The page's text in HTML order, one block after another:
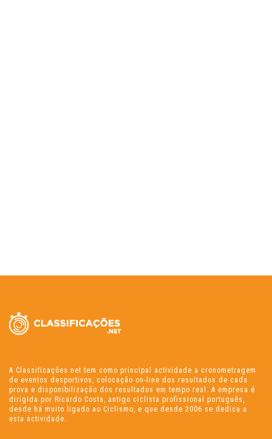
A Classificações.net tem como principal actividade a cronometragem
de eventos desportivos, colocação on-line dos resultados de cada
prova e disponibilização dos resultados em tempo real. A empresa é
dirigida por Ricardo Costa, antigo ciclista profissional português,
desde há muito ligado ao Ciclismo, e que desde 2006 se dedica a
esta actividade.